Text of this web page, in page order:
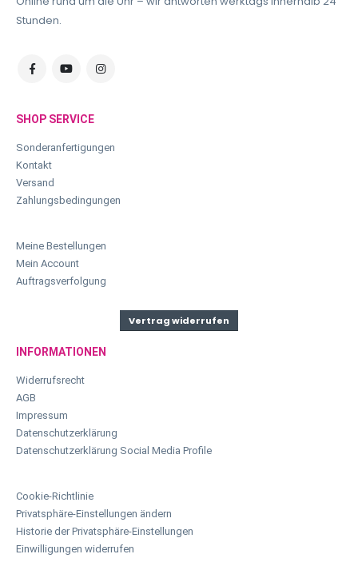
Stunden.
SHOP SERVICE
Sonderanfertigungen
Kontakt
Versand
Zahlungsbedingungen
Meine Bestellungen
Mein Account
Auftragsverfolgung
Vertrag widerrufen
INFORMATIONEN
Widerrufsrecht
AGB
Impressum
Datenschutzerklärung
Datenschutzerklärung Social Media Profile
Cookie-Richtlinie
Privatsphäre-Einstellungen ändern
Historie der Privatsphäre-Einstellungen
Einwilligungen widerrufen